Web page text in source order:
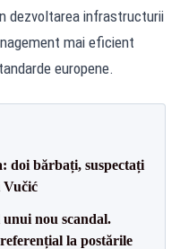
dezvoltarea infrastructurii
mai eficient
europene.
doi bărbați, suspectați
Vučić
nou scandal.
la postările